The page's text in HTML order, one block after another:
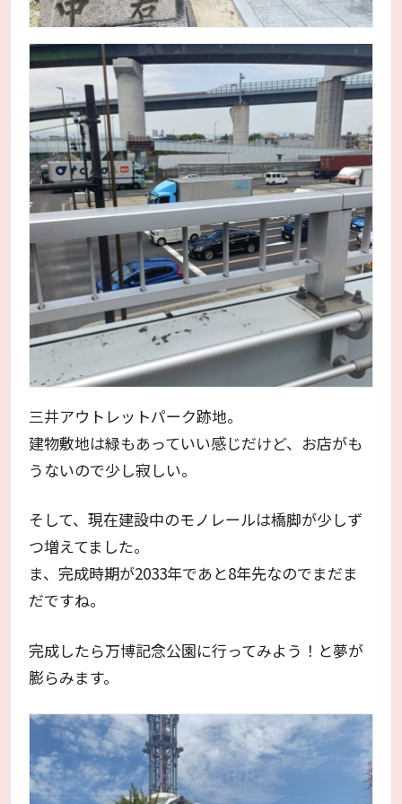
三井アウトレットパーク跡地。
建物敷地は緑もあっていい感じだけど、お店がも
うないので少し寂しい。
そして、現在建設中のモノレールは橋脚が少しず
つ増えてました。
ま、完成時期が2033年であと8年先なのでまだま
だですね。
完成したら万博記念公園に行ってみよう！と夢が
膨らみます。